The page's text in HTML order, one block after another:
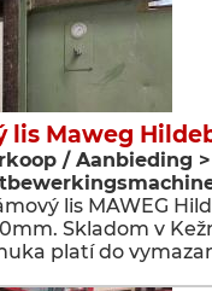
lis Maweg
/ Aanbieding >
lis MAWEG
Skladom v
platí do